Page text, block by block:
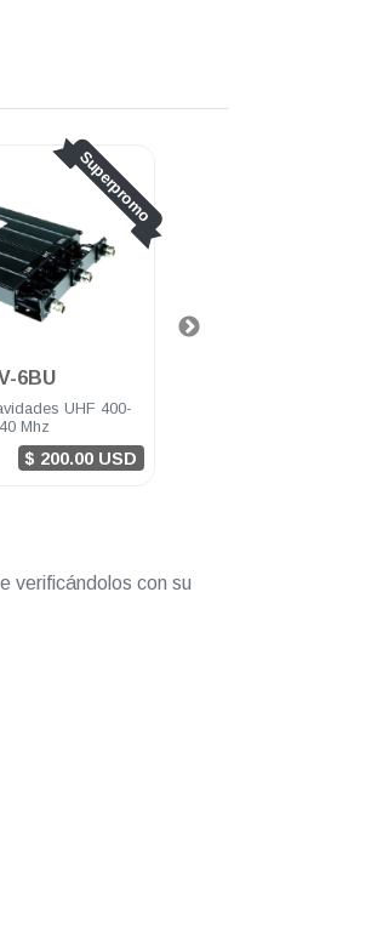
Superpromo
6BU
UHF 400-
Mhz
$ 200.00 USD
verificándolos con su